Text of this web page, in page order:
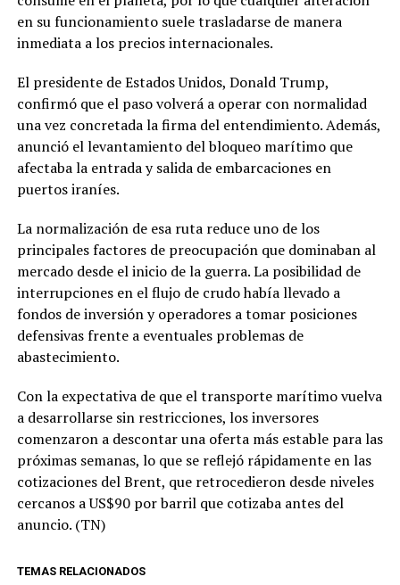
en su funcionamiento suele trasladarse de manera
inmediata a los precios internacionales.
El presidente de Estados Unidos, Donald Trump,
confirmó que el paso volverá a operar con normalidad
una vez concretada la firma del entendimiento. Además,
anunció el levantamiento del bloqueo marítimo que
afectaba la entrada y salida de embarcaciones en
puertos iraníes.
La normalización de esa ruta reduce uno de los
principales factores de preocupación que dominaban al
mercado desde el inicio de la guerra. La posibilidad de
interrupciones en el flujo de crudo había llevado a
fondos de inversión y operadores a tomar posiciones
defensivas frente a eventuales problemas de
abastecimiento.
Con la expectativa de que el transporte marítimo vuelva
a desarrollarse sin restricciones, los inversores
comenzaron a descontar una oferta más estable para las
próximas semanas, lo que se reflejó rápidamente en las
cotizaciones del Brent, que retrocedieron desde niveles
cercanos a US$90 por barril que cotizaba antes del
anuncio. (TN)
TEMAS RELACIONADOS